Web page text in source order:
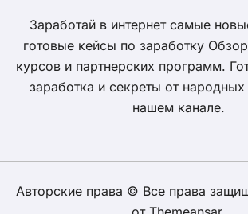
Заработай в интернет самые
готовые кейсы по заработку
курсов и партнерских программ.
заработка и секреты от
нашем канале.
Авторские права © Все права